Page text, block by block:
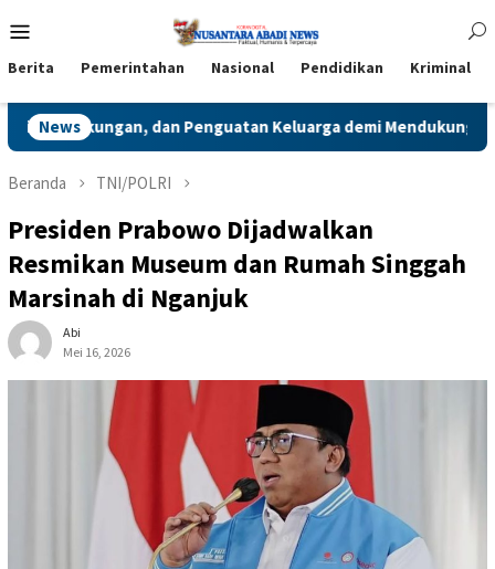
ke
Mobile
Berita Pemerintahan Nasional Pendidikan Kriminal
News
SDGs Guna Dapatkan Kepastian Hukum Lahan,
Beranda TNI/POLRI
Presiden Prabowo Dijadwalkan
Resmikan Museum dan Rumah Singgah
Marsinah di Nganjuk
Abi
Mei 16, 2026